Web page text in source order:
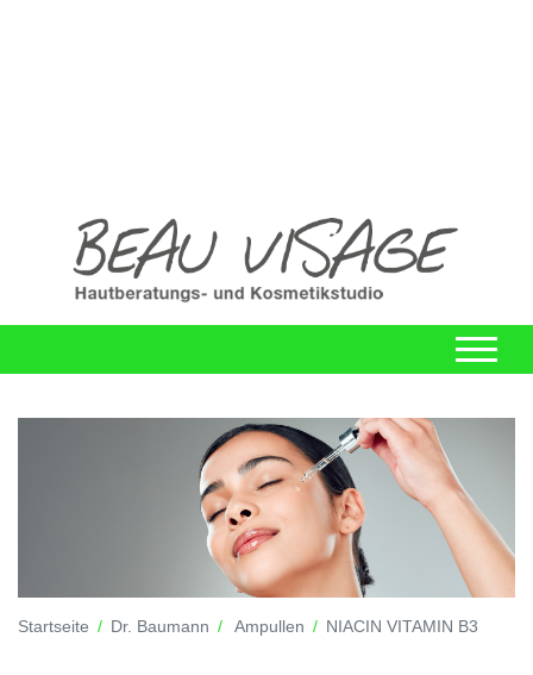
Startseite Dr. Baumann Ampullen NIACIN VITAMIN B3